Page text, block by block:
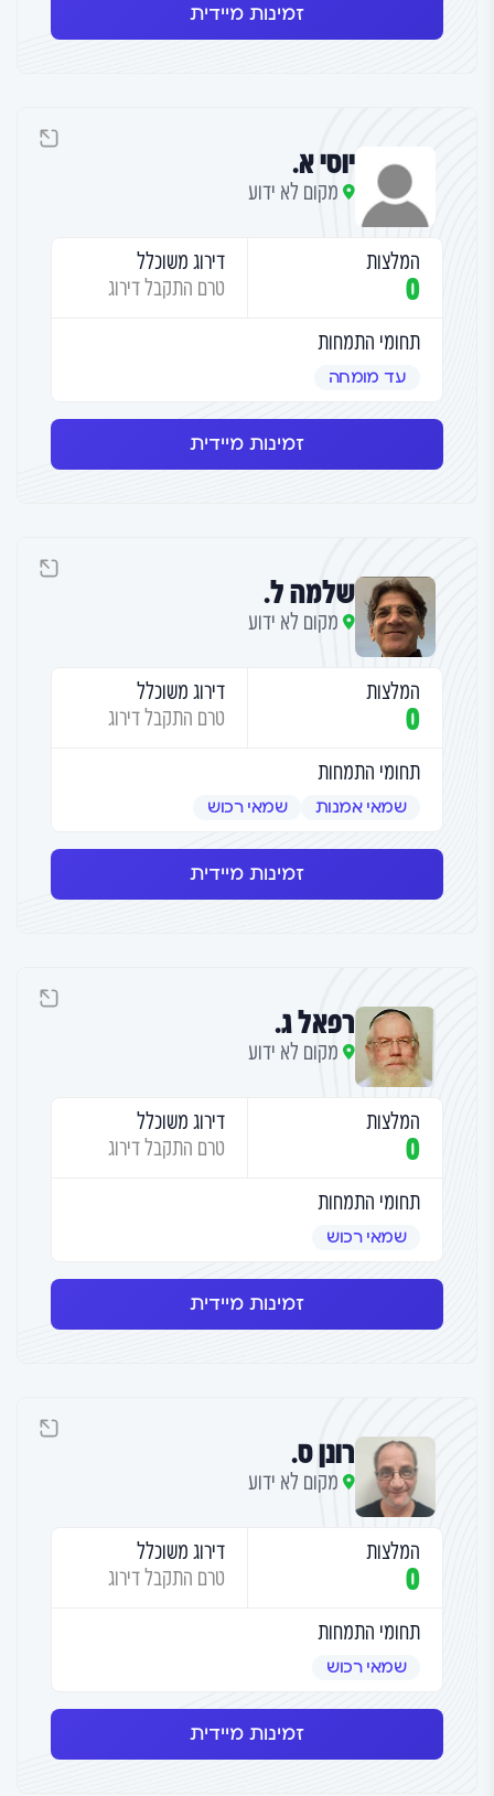
זמינות מיידית
יוסי א.
מקום לא ידוע
המלצות
0
דירוג משוכלל
טרם התקבל דירוג
תחומי התמחות
עד מומחה
זמינות מיידית
שלמה ל.
מקום לא ידוע
המלצות
0
דירוג משוכלל
טרם התקבל דירוג
תחומי התמחות
שמאי אמנות שמאי רכוש
זמינות מיידית
רפאל ג.
מקום לא ידוע
המלצות
0
דירוג משוכלל
טרם התקבל דירוג
תחומי התמחות
שמאי רכוש
זמינות מיידית
רונן ס.
מקום לא ידוע
המלצות
0
דירוג משוכלל
טרם התקבל דירוג
תחומי התמחות
שמאי רכוש
זמינות מיידית